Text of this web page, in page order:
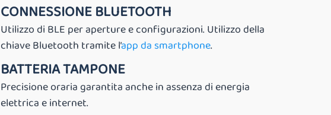
CONNESSIONE BLUETOOTH
Utilizzo di BLE per aperture e configurazioni. Utilizzo della
chiave Bluetooth tramite l’app da smartphone.
BATTERIA TAMPONE
Precisione oraria garantita anche in assenza di energia
elettrica e internet.